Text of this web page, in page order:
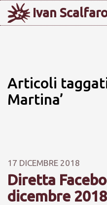
Ivan
Articoli
Martina’
17 DICEMBRE 2018
Diretta
dicembre 2018